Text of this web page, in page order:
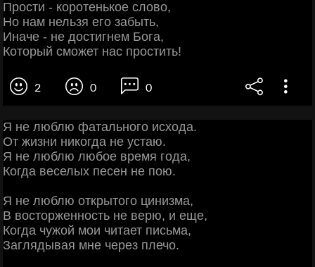
Прости - коротенькое слово,
Но нам нельзя его забыть,
Иначе - не достигнем Бога,
Который сможет нас простить!
2 0 0
Я не люблю фатального исхода.
От жизни никогда не устаю.
Я не люблю любое время года,
Когда веселых песен не пою.
Я не люблю открытого цинизма,
В восторженность не верю, и еще,
Когда чужой мои читает письма,
Заглядывая мне через плечо.